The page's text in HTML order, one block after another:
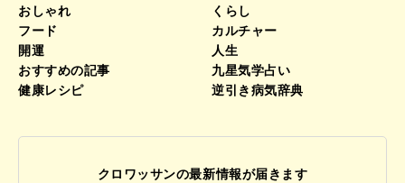
おしゃれ
くらし
フード
カルチャー
開運
人生
おすすめの記事
九星気学占い
健康レシピ
逆引き病気辞典
クロワッサンの最新情報が届きます